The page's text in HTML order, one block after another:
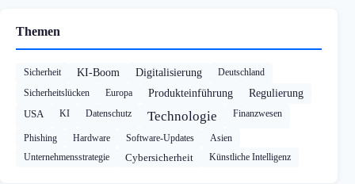
Themen
Sicherheit KI-Boom Digitalisierung
Deutschland
Sicherheitslücken
Europa Produkteinführung
Regulierung
USA
KI Datenschutz Technologie Finanzwesen
Phishing Hardware Software-Updates
Asien
Unternehmensstrategie
Cybersicherheit Künstliche Intelligenz